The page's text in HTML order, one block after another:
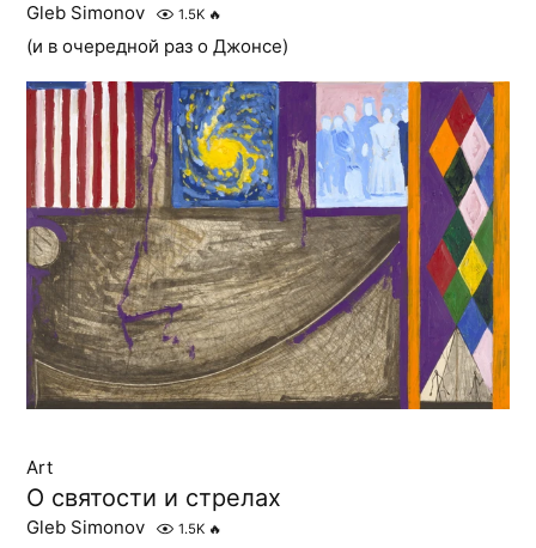
Gleb Simonov 1.5K 🔥
(и в очередной раз о Джонсе)
Art
О святости и стрелах
Gleb Simonov 1.5K 🔥